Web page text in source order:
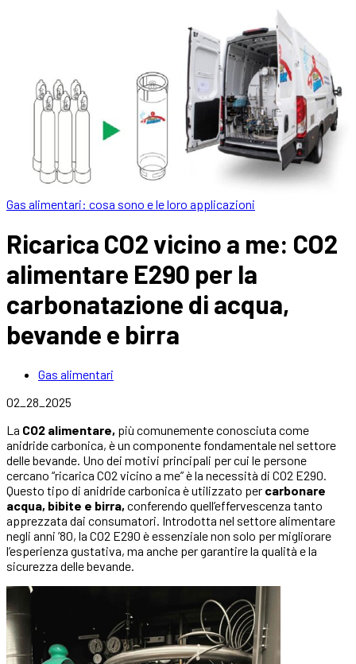
Gas alimentari: cosa sono e le loro applicazioni
Ricarica CO2 vicino a me: CO2
alimentare E290 per la
carbonatazione di acqua,
bevande e birra
Gas alimentari
02_28_2025
La CO2 alimentare, più comunemente conosciuta come
anidride carbonica, è un componente fondamentale nel settore
delle bevande. Uno dei motivi principali per cui le persone
cercano “ricarica CO2 vicino a me” è la necessità di CO2 E290.
Questo tipo di anidride carbonica è utilizzato per carbonare
acqua, bibite e birra, conferendo quell’effervescenza tanto
apprezzata dai consumatori. Introdotta nel settore alimentare
negli anni ’80, la CO2 E290 è essenziale non solo per migliorare
l’esperienza gustativa, ma anche per garantire la qualità e la
sicurezza delle bevande.